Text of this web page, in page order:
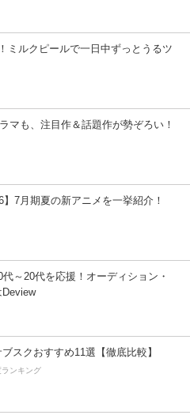
ミルクピールで一日中ずっとうるツ
マも、注目作＆話題作が勢ぞろい！
】7月期夏の新アニメを一挙紹介！
～20代を応援！オーディション・
Deview
スクおすすめ11選【徹底比較】
ンキング